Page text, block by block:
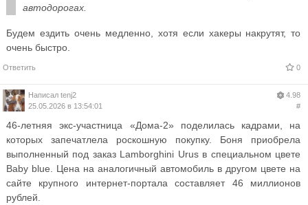
автодорогах.
Будем ездить очень медленно, хотя если хакеры накрутят, то
очень быстро.
Ответить 0
Написал tenj2
25.05.2026 в 13:54:01
4.98
#
46-летняя экс-участница «Дома-2» поделилась кадрами, на
которых запечатлела роскошную покупку. Боня приобрела
выполненный под заказ Lamborghini Urus в специальном цвете
Baby blue. Цена на аналогичный автомобиль в другом цвете на
сайте крупного интернет-портала составляет 46 миллионов
рублей.